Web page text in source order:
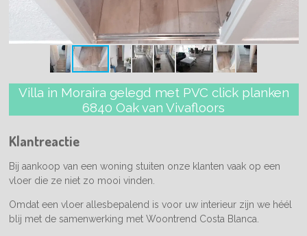
Villa in Moraira gelegd met PVC click planken
6840 Oak van Vivafloors
Klantreactie
Bij aankoop van een woning stuiten onze klanten vaak op een
vloer die ze niet zo mooi vinden.
Omdat een vloer allesbepalend is voor uw interieur zijn we héél
blij met de samenwerking met Woontrend Costa Blanca.